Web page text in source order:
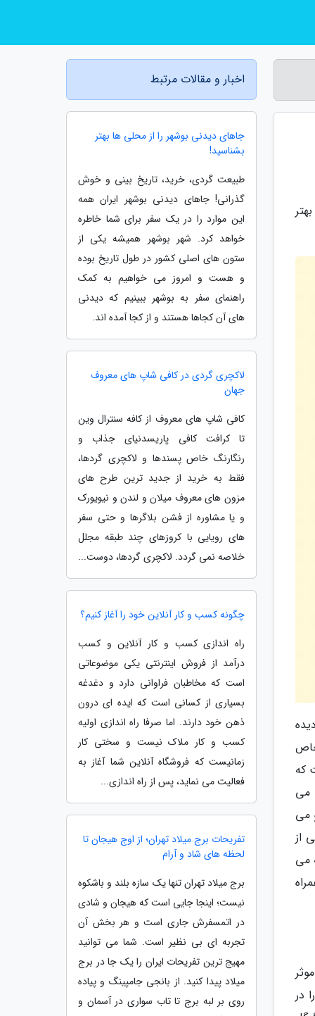
که
می
می
از
می
در
اخبار و مقالات مرتبط
جاهای دیدنی بوشهر را از محلی ها بهتر
بشناسید!
طبیعت گردی، خرید، تاریخ بینی و خوش
گذرانی! جاهای دیدنی بوشهر ایران همه
این موارد را در یک سفر برای شما خاطره
خواهد کرد. شهر بوشهر همیشه یکی از
ستون های اصلی کشور در طول تاریخ بوده
و هست و امروز می خواهیم به کمک
راهنمای سفر به بوشهر ببینیم که دیدنی
های آن کجاها هستند و از کجا آمده اند.
لاکچری گردی در کافی شاپ های معروف
جهان
کافی شاپ های معروف از کافه سنترال وین
تا کرافت کافی پاریسدنیای جذاب و
رنگارنگ خاص پسندها و لاکچری گردها،
فقط به خرید از جدید ترین طرح های
مزون های معروف میلان و لندن و نیویورک
و یا مشاوره از فشن بلاگرها و حتی سفر
های رویایی با کروزهای چند طبقه مجلل
خلاصه نمی گردد. لاکچری گردها، دوست...
چگونه کسب و کار آنلاین خود را آغاز کنیم؟
راه اندازی کسب و کار آنلاین و کسب
درآمد از فروش اینترنتی یکی موضوعاتی
است که مخاطبان فراوانی دارد و دغدغه
بسیاری از کسانی است که ایده ای درون
ذهن خود دارند. اما صرفا راه اندازی اولیه
کسب و کار ملاک نیست و سختی کار
زمانیست که فروشگاه آنلاین شما آغاز به
فعالیت می نماید، پس از راه اندازی...
تفریحات برج میلاد تهران؛ از اوج هیجان تا
لحظه های شاد و آرام
برج میلاد تهران تنها یک سازه بلند و باشکوه
نیست؛ اینجا جایی است که هیجان و شادی
در اتمسفرش جاری است و هر بخش آن
تجربه ای بی نظیر است. شما می توانید
مهیج ترین تفریحات ایران را یک جا در برج
میلاد پیدا کنید. از بانجی جامپینگ و پیاده
روی بر لبه برج تا تاب سواری در آسمان و